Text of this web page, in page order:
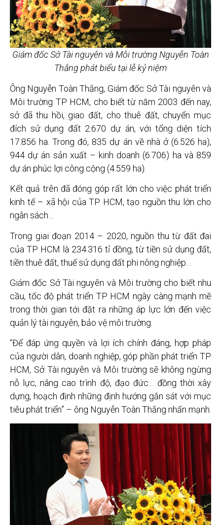
Giám đốc Sở Tài nguyên và Môi trường Nguyễn Toàn
Thắng phát biểu tại lễ kỷ niệm
Ông Nguyễn Toàn Thắng, Giám đốc Sở Tài nguyên và
Môi trường TP HCM, cho biết từ năm 2003 đến nay,
sở đã thu hồi, giao đất, cho thuê đất, chuyển mục
đích sử dụng đất 2.670 dự án, với tổng diện tích
17.856 ha. Trong đó, 835 dự án về nhà ở (6.526 ha),
944 dự án sản xuất – kinh doanh (6.706) ha và 859
dự án phúc lợi công cộng (4.559 ha).
Kết quả trên đã đóng góp rất lớn cho việc phát triển
kinh tế – xã hội của TP HCM, tạo nguồn thu lớn cho
ngân sách…
Trong giai đoạn 2014 – 2020, nguồn thu từ đất đai
của TP HCM là 234.316 tỉ đồng, từ tiền sử dụng đất,
tiền thuê đất, thuế sử dụng đất phi nông nghiệp…
Giám đốc Sở Tài nguyên và Môi trường cho biết nhu
cầu, tốc độ phát triển TP HCM ngày càng mạnh mẽ
trong thời gian tới đặt ra những áp lực lớn đến việc
quản lý tài nguyên, bảo vệ môi trường.
“Để đáp ứng quyền và lợi ích chính đáng, hợp pháp
của người dân, doanh nghiệp, góp phần phát triển TP
HCM, Sở Tài nguyên và Môi trường sẽ không ngừng
nỗ lực, nâng cao trình độ, đạo đức… đồng thời xây
dựng, hoạch định những định hướng gắn sát với mục
tiêu phát triển” – ông Nguyễn Toàn Thắng nhấn mạnh.